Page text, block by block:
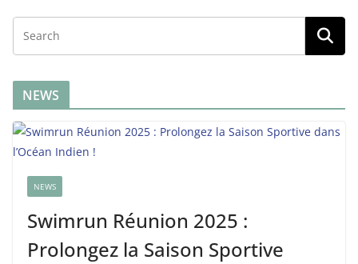
NEWS
NEWS
Swimrun Réunion 2025 :
Prolongez la Saison Sportive